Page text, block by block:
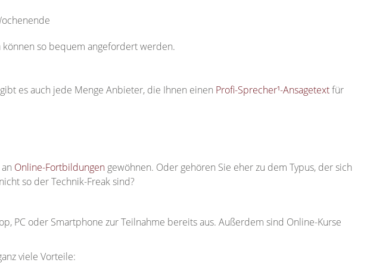
so bequem angefordert werden.
es auch jede Menge Anbieter, die Ihnen einen Profi-Sprecher¹-Ansagetextfür
Online-Fortbildungengewöhnen. Oder gehören Sie eher zu dem Typus, der sich
so der Technik-Freak sind?
PC oder Smartphone zur Teilnahme bereits aus. Außerdem sind Online-Kurse
viele Vorteile: